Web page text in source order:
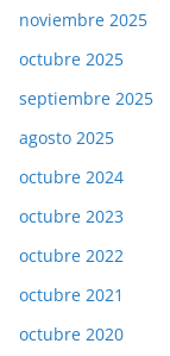
noviembre 2025
octubre 2025
septiembre 2025
agosto 2025
octubre 2024
octubre 2023
octubre 2022
octubre 2021
octubre 2020